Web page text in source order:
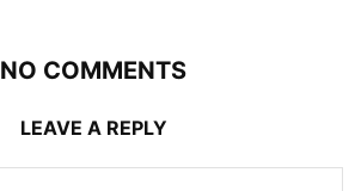
NO COMMENTS
LEAVE A REPLY